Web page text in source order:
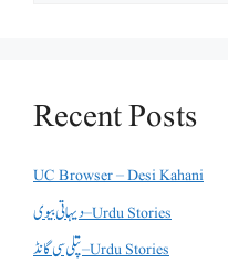
Recent Posts
UC Browser – Desi Kahani
دیہاتی بیوی – Urdu Stories
پتلی سی گانڈ – Urdu Stories